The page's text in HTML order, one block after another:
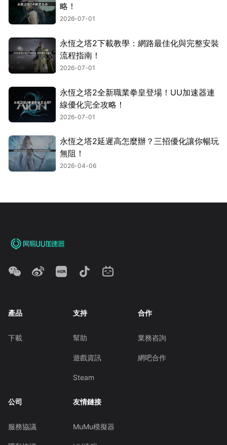
略！
2026-07-01
永恆之塔2下載教學：網路最佳化與完整安裝
流程指南！
2026-07-01
永恆之塔2全新職業拳皇登場！UU加速器連
線優化完全攻略！
2026-07-01
永恆之塔2延遲高怎麼辦？三招優化讓你暢玩
無阻！
2026-04-06
產品
下載
支持
幫助
遊戲資訊
Steam
合作
業務咨詢
網吧合作
公司
服務協議
友情鏈接
MuMu模擬器